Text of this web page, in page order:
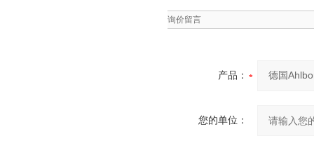
询价留言
产品：
您的单位：